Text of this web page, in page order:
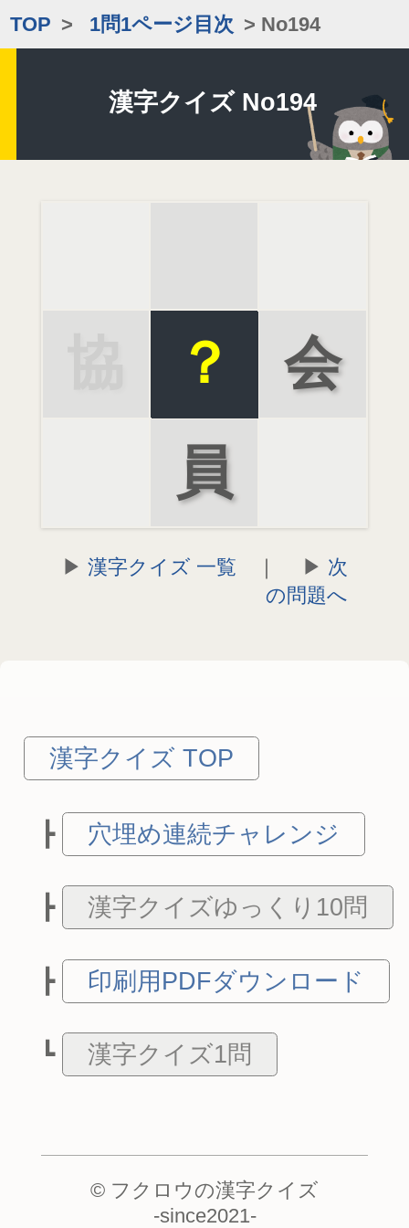
TOP > 1問1ページ目次 > No194
漢字クイズ No194
議
？
会
員
漢字クイズ 一覧 ｜
次
の問題へ
漢字クイズ TOP
穴埋め連続チャレンジ
漢字クイズゆっくり10問
印刷用PDFダウンロード
漢字クイズ1問
© フクロウの漢字クイズ
-since2021-